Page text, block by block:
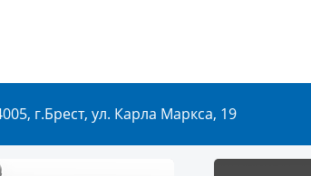
г.Брест, ул. Карла Маркса, 19